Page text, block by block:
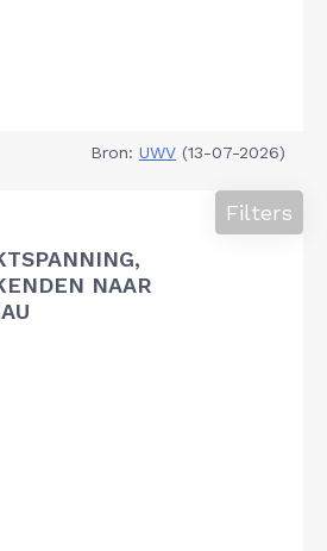
Bron: UWV (13-07-2026)
NAAR
Filters